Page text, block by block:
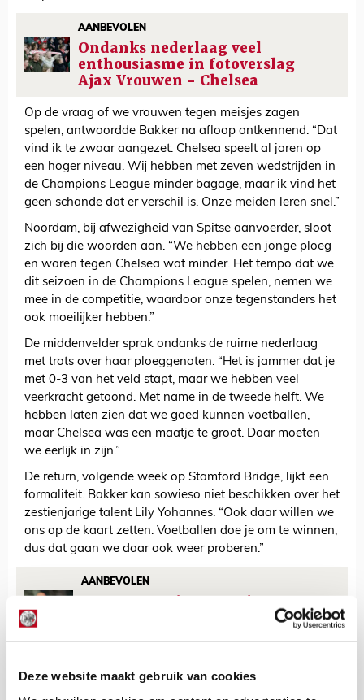
Deze website maakt gebruik van cookies
AANBEVOLEN
Ondanks nederlaag veel
enthousiasme in fotoverslag
Ajax Vrouwen - Chelsea
Op de vraag of we vrouwen tegen meisjes zagen
spelen, antwoordde Bakker na afloop ontkennend. “Dat
vind ik te zwaar aangezet. Chelsea speelt al jaren op
een hoger niveau. Wij hebben met zeven wedstrijden in
de Champions League minder bagage, maar ik vind het
geen schande dat er verschil is. Onze meiden leren snel.”
Noordam, bij afwezigheid van Spitse aanvoerder, sloot
zich bij die woorden aan. “We hebben een jonge ploeg
en waren tegen Chelsea wat minder. Het tempo dat we
dit seizoen in de Champions League spelen, nemen we
mee in de competitie, waardoor onze tegenstanders het
ook moeilijker hebben.”
De middenvelder sprak ondanks de ruime nederlaag
met trots over haar ploeggenoten. “Het is jammer dat je
met 0-3 van het veld stapt, maar we hebben veel
veerkracht getoond. Met name in de tweede helft. We
hebben laten zien dat we goed kunnen voetballen,
maar Chelsea was een maatje te groot. Daar moeten
we eerlijk in zijn.”
De return, volgende week op Stamford Bridge, lijkt een
formaliteit. Bakker kan sowieso niet beschikken over het
zestienjarige talent Lily Yohannes. “Ook daar willen we
ons op de kaart zetten. Voetballen doe je om te winnen,
dus dat gaan we daar ook weer proberen.”
AANBEVOLEN
Kroes over nieuwe trainer,
technisch directeur, selectie en
Sander Zeldenrijk